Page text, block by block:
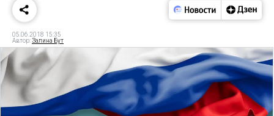
05.06.2018 15:35
Автор:Залина Бут